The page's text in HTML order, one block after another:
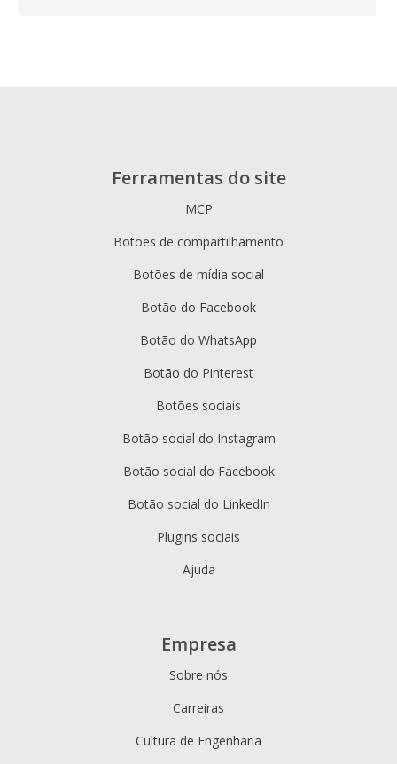
Ferramentas do site
MCP
Botões de compartilhamento
Botões de mídia social
Botão do Facebook
Botão do WhatsApp
Botão do Pinterest
Botões sociais
Botão social do Instagram
Botão social do Facebook
Botão social do LinkedIn
Plugins sociais
Ajuda
Empresa
Sobre nós
Carreiras
Cultura de Engenharia